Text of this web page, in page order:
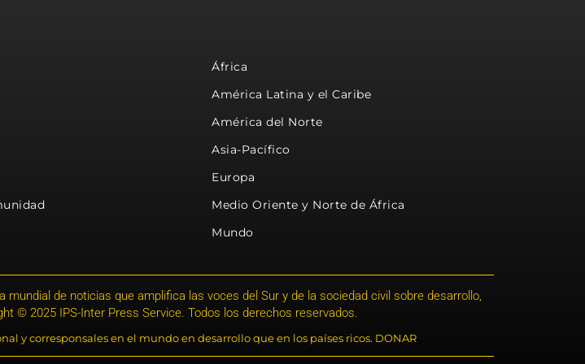
África
América Latina y el Caribe
América del Norte
Asia-Pacífico
Europa
Medio Oriente y Norte de África
Mundo
de noticias que amplifica las voces del Sur y de la sociedad civil sobre desarrollo,
© 2025 IPS-Inter Press Service. Todos los derechos reservados.
y corresponsales en el mundo en desarrollo que en los países ricos. DONAR